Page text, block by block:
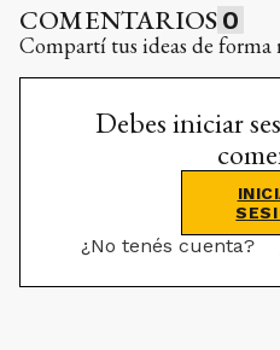
COMENTARIOS 0
Compartí tus ideas de forma
Debes iniciar
¿No tenés cuenta?